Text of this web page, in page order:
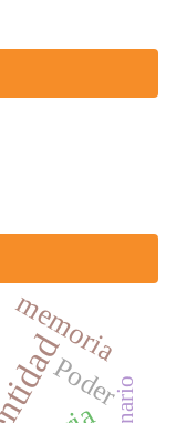
memoria
Poder